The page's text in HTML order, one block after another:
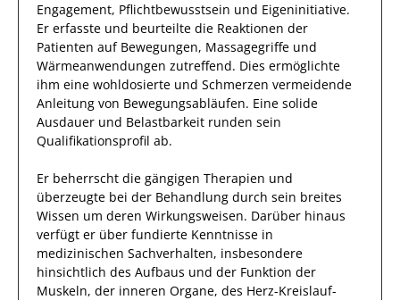
Engagement, Pflichtbewusstsein und Eigeninitiative.
Er erfasste und beurteilte die Reaktionen der
Patienten auf Bewegungen, Massagegriffe und
Wärmeanwendungen zutreffend. Dies ermöglichte
ihm eine wohldosierte und Schmerzen vermeidende
Anleitung von Bewegungsabläufen. Eine solide
Ausdauer und Belastbarkeit runden sein
Qualifikationsprofil ab.
Er beherrscht die gängigen Therapien und
überzeugte bei der Behandlung durch sein breites
Wissen um deren Wirkungsweisen. Darüber hinaus
verfügt er über fundierte Kenntnisse in
medizinischen Sachverhalten, insbesondere
hinsichtlich des Aufbaus und der Funktion der
Muskeln, der inneren Organe, des Herz-Kreislauf-